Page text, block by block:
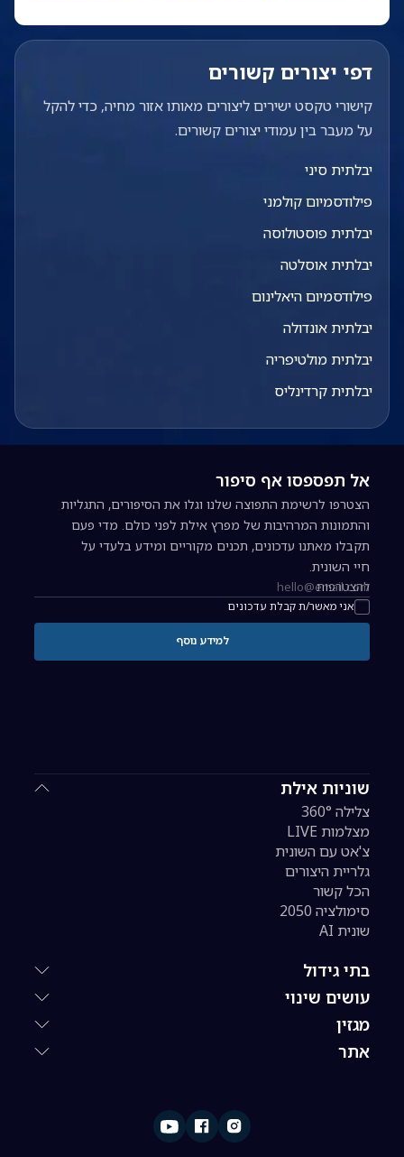
דפי יצורים קשורים
קישורי טקסט ישירים ליצורים מאותו אזור מחיה, כדי להקל
על מעבר בין עמודי יצורים קשורים.
יבלתית סיני
פילודסמיום קולמני
יבלתית פוסטולוסה
יבלתית אוסלטה
פילודסמיום היאלינום
יבלתית אונדולה
יבלתית מולטיפריה
יבלתית קרדינליס
שוניות אילת
צלילה 360°
מצלמות LIVE
צ'אט עם השונית
גלריית היצורים
הכל קשור
סימולציה 2050
שונית AI
בתי גידול
עושים שינוי
מגזין
אתר
אל תפספסו אף סיפור
הצטרפו לרשימת התפוצה שלנו וגלו את הסיפורים, התגליות
והתמונות המרהיבות של מפרץ אילת לפני כולם. מדי פעם
תקבלו מאתנו עדכונים, תכנים מקוריים ומידע בלעדי על
חיי השונית.
כתובת אימייל להרשמה לניוזלטר
אני מאשר/ת קבלת עדכונים
להצטרפות
למידע נוסף